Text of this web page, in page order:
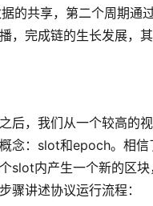
的共享，第二个周期通
，完成链的生长发展，
后，我们从一个较高的
念：slot和epoch。相
slot内产生一个新的区
骤讲述协议运行流程：